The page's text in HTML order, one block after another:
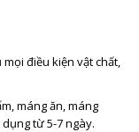
điều kiện vật chất,
máng ăn, máng
từ 5-7 ngày.